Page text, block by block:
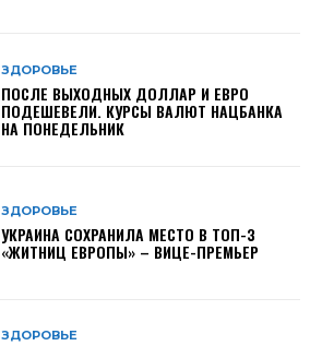
ЗДОРОВЬЕ
ПОСЛЕ ВЫХОДНЫХ ДОЛЛАР И ЕВРО
ПОДЕШЕВЕЛИ. КУРСЫ ВАЛЮТ НАЦБАНКА
НА ПОНЕДЕЛЬНИК
ЗДОРОВЬЕ
УКРАИНА СОХРАНИЛА МЕСТО В ТОП-3
«ЖИТНИЦ ЕВРОПЫ» – ВИЦЕ-ПРЕМЬЕР
ЗДОРОВЬЕ